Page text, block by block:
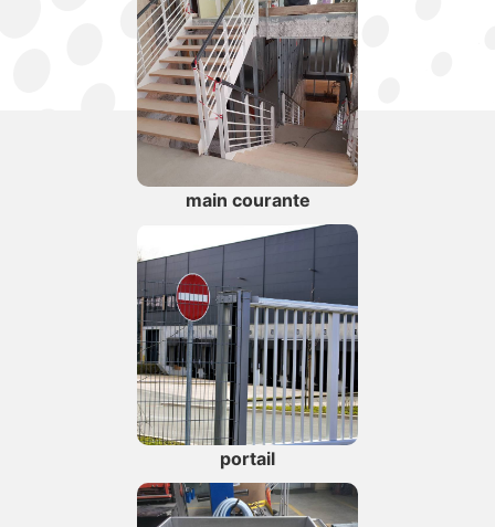
main courante
portail